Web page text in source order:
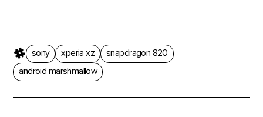
sony xperia xz
snapdragon 820
android marshmallow